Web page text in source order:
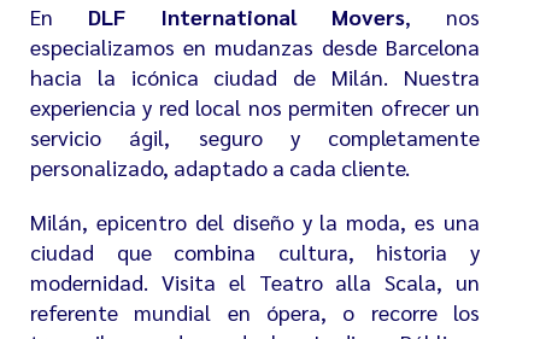
En DLF International Movers, nos
especializamos en mudanzas desde Barcelona
hacia la icónica ciudad de Milán. Nuestra
experiencia y red local nos permiten ofrecer un
servicio ágil, seguro y completamente
personalizado, adaptado a cada cliente.
Milán, epicentro del diseño y la moda, es una
ciudad que combina cultura, historia y
modernidad. Visita el Teatro alla Scala, un
referente mundial en ópera, o recorre los